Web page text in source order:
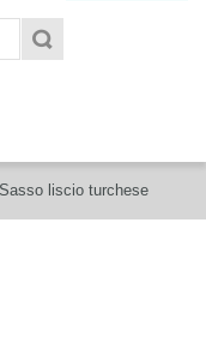
Sasso liscio turchese